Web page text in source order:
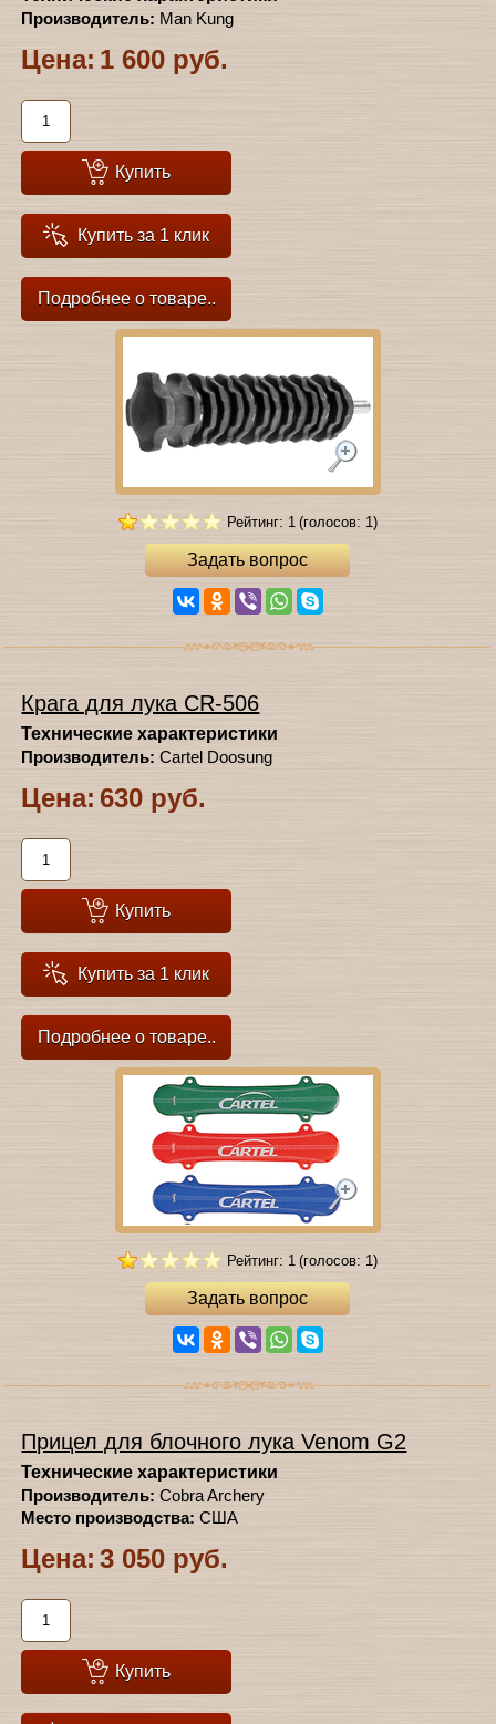
Производитель: Man Kung
Цена: 1 600 руб.
Купить
Купить за 1 клик
Подробнее о товаре..
Рейтинг: 1 (голосов: 1)
Задать вопрос
Крага для лука CR-506
Технические характеристики
Производитель: Cartel Doosung
Цена: 630 руб.
Купить
Купить за 1 клик
Подробнее о товаре..
Рейтинг: 1 (голосов: 1)
Задать вопрос
Прицел для блочного лука Venom G2
Технические характеристики
Производитель: Cobra Archery
Место производства: США
Цена: 3 050 руб.
Купить